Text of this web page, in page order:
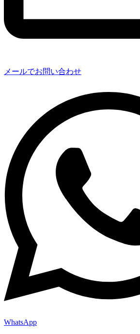
メールでお問い合わせ
WhatsApp